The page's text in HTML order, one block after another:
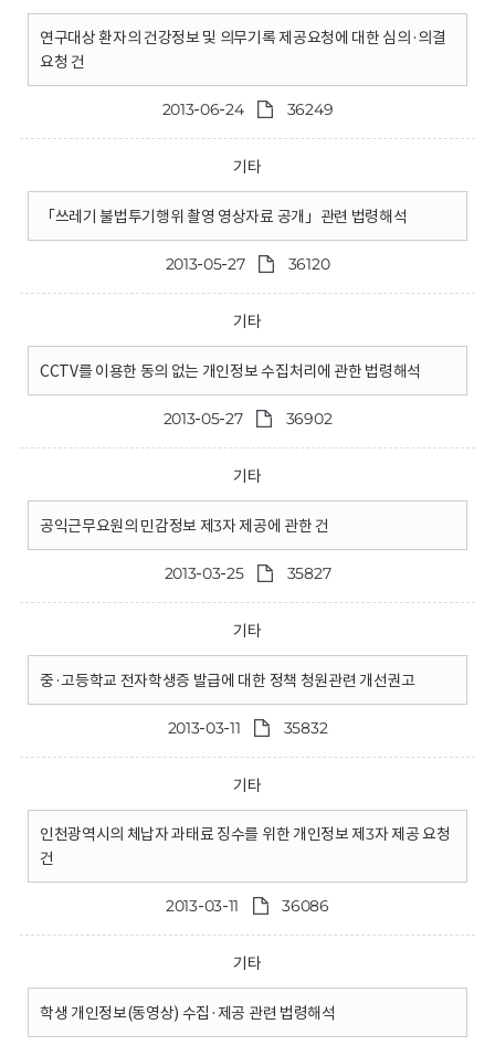
연구대상 환자의 건강정보 및 의무기록 제공요청에 대한 심의·의결
요청 건
2013-06-24 36249
기타
「쓰레기 불법투기행위 촬영 영상자료 공개」관련 법령해석
2013-05-27 36120
기타
CCTV를 이용한 동의 없는 개인정보 수집처리에 관한 법령해석
2013-05-27 36902
기타
공익근무요원의 민감정보 제3자 제공에 관한 건
2013-03-25 35827
기타
중·고등학교 전자학생증 발급에 대한 정책 청원관련 개선권고
2013-03-11 35832
기타
인천광역시의 체납자 과태료 징수를 위한 개인정보 제3자 제공 요청
건
2013-03-11 36086
기타
학생 개인정보(동영상) 수집·제공 관련 법령해석